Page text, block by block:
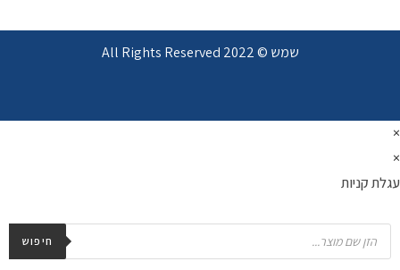
שמש © 2022 All Rights Reserved
×
×
עגלת קניות
חיפוש